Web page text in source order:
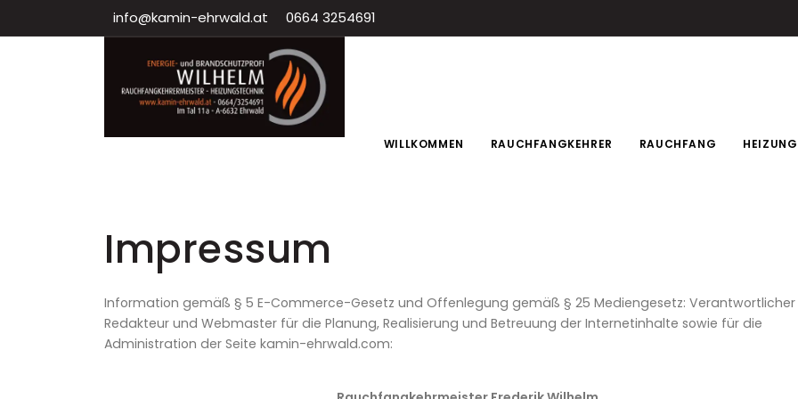
info@kamin-ehrwald.at 0664 3254691
WILLKOMMEN RAUCHFANGKEHRER RAUCHFANG HEIZUNG
Impressum
Information gemäß § 5 E-Commerce-Gesetz und Offenlegung gemäß § 25 Mediengesetz: Verantwortlicher
Redakteur und Webmaster für die Planung, Realisierung und Betreuung der Internetinhalte sowie für die
Administration der Seite kamin-ehrwald.com: